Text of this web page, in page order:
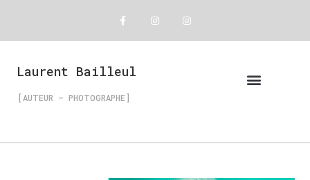
Laurent Bailleul
[AUTEUR – PHOTOGRAPHE]